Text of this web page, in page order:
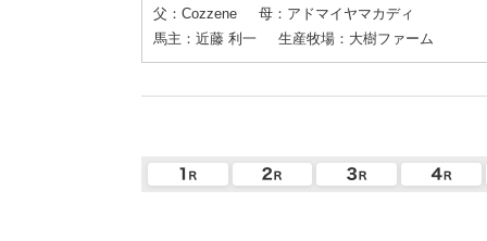
父：Cozzene
母：アドマイヤマカディ
馬主：近藤 利一
生産牧場：大樹ファーム